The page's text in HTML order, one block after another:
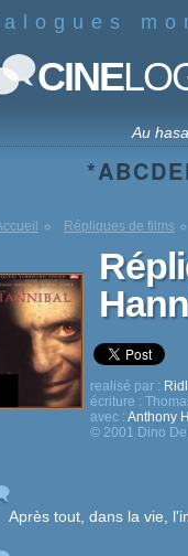
CINE
Au
*ABCDE
Répliques de films
realisé par :
écriture :
avec : Anthony
© 2001 Dino
Après tout, dans la vie,